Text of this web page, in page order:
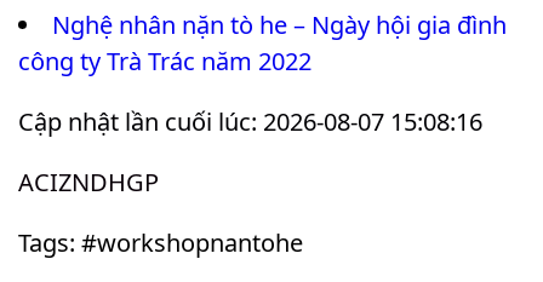
Nghệ nhân nặn tò he – Ngày hội gia đình
công ty Trà Trác năm 2022
Cập nhật lần cuối lúc: 2026-08-07 15:08:16
ACIZNDHGP
Tags: #workshopnantohe